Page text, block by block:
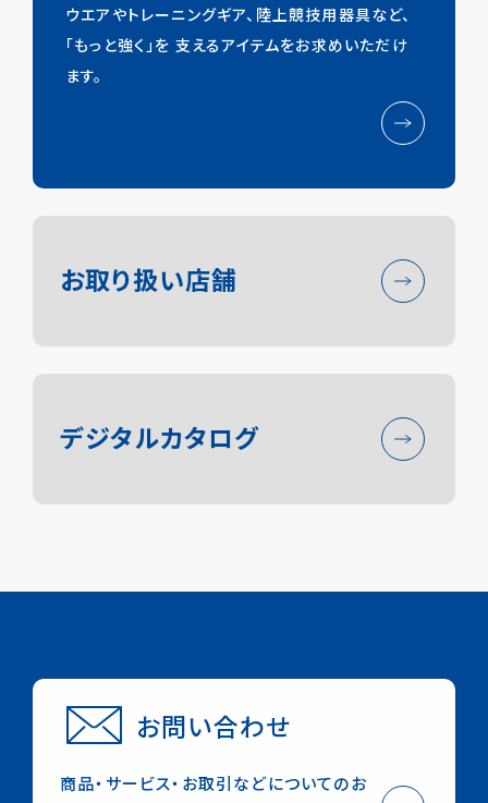
陸上競技事業
アパレル事業
ウエアやトレーニングギア、陸上競技用器具など、
「もっと強く」を 支えるアイテムをお求めいただけ
ます。
お取り扱い店舗
デジタルカタログ
お問い合わせ
商品・サービス・お取引などについてのお